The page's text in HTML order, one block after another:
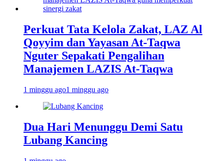
Perkuat Tata Kelola Zakat, LAZ Al
Qoyyim dan Yayasan At-Taqwa
Nguter Sepakati Pengalihan
Manajemen LAZIS At-Taqwa
1 minggu ago1 minggu ago
Dua Hari Menunggu Demi Satu
Lubang Kancing